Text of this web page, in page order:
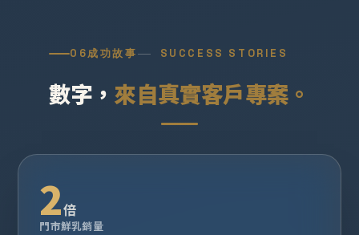
06成功故事 SUCCESS STORIES
數字， 來自真實客戶專案。
2倍
門市鮮乳銷量